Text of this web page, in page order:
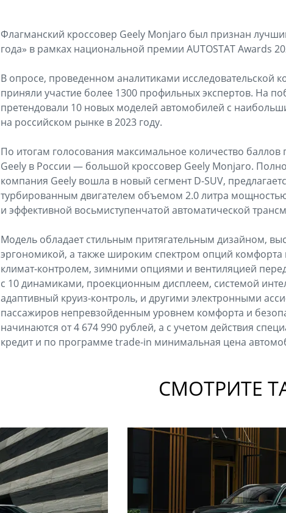
Флагманский кроссовер Geely Monjaro был признан
года» в рамках национальной премии AUTOSTAT Awards
В опросе, проведенном аналитиками исследовательской
приняли участие более 1300 профильных экспертов. На
претендовали 10 новых моделей автомобилей с
на российском рынке в 2023 году.
По итогам голосования максимальное количество
Geely в России — большой кроссовер Geely Monjaro.
компания Geely вошла в новый сегмент D-SUV,
турбированным двигателем объемом 2.0 литра
и эффективной восьмиступенчатой автоматической
Модель обладает стильным притягательным дизайном,
эргономикой, а также широким спектром опций комфорта
климат-контролем, зимними опциями и вентиляцией
с 10 динамиками, проекционным дисплеем, системой
адаптивный круиз-контроль, и другими электронными
пассажиров непревзойденным уровнем комфорта и
начинаются от 4 674 990 рублей, а с учетом действия
кредит и по программе trade-in минимальная цена
СМОТРИТЕ